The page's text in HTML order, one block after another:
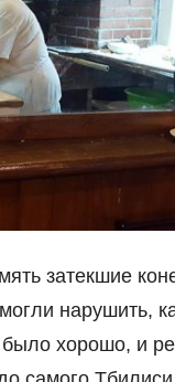
затекшие
нарушить,
хорошо, и